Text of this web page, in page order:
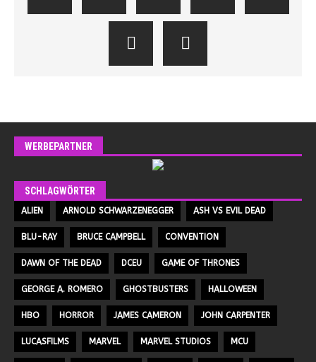
WERBEPARTNER
SCHLAGWÖRTER
ALIEN ARNOLD SCHWARZENEGGER ASH VS EVIL DEAD
BLU-RAY BRUCE CAMPBELL CONVENTION
DAWN OF THE DEAD DCEU GAME OF THRONES
GEORGE A. ROMERO GHOSTBUSTERS HALLOWEEN
HBO HORROR JAMES CAMERON JOHN CARPENTER
LUCASFILMS MARVEL MARVEL STUDIOS MCU